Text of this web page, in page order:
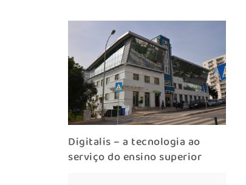
Digitalis – a tecnologia ao
serviço do ensino superior